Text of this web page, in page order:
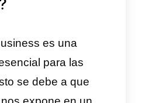
entreprise
immédiatement.
de cette